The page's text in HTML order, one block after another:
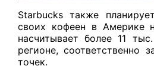
Starbucks также
своих кофеен в Америке
насчитывает более 11
регионе, соответственно
точек.